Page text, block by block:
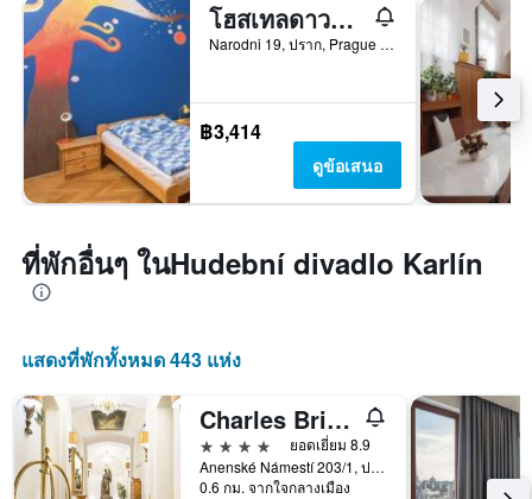
โฮสเทลดาวน์ทาวน์
Narodni 19, ปราก, Prague Region, สาธารณรัฐเช็ก
฿3,414
ดูข้อเสนอ
ที่พักอื่นๆ ในHudební divadlo Karlín
แสดงที่พักทั้งหมด 443 แห่ง
Charles Bridge Palace
4 ดาว
ยอดเยี่ยม 8.9
Anenské Námestí 203/1, ปราก, Prague Region, สาธารณรัฐเช็ก
0.6 กม. จากใจกลางเมือง